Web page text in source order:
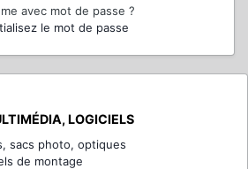
avec mot de passe ?
le mot de passe
LOGICIELS
sacs photo, optiques
de montage